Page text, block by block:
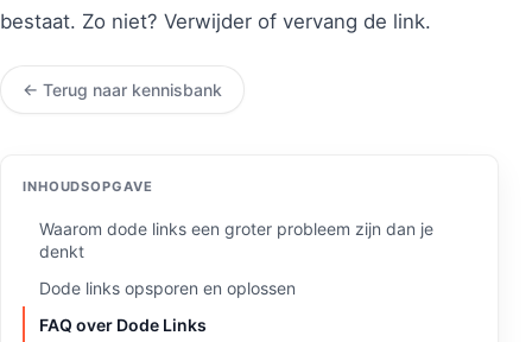
bestaat. Zo niet? Verwijder of vervang de link.
← Terug naar kennisbank
INHOUDSOPGAVE
Waarom dode links een groter probleem zijn dan je
denkt
Dode links opsporen en oplossen
FAQ over Dode Links